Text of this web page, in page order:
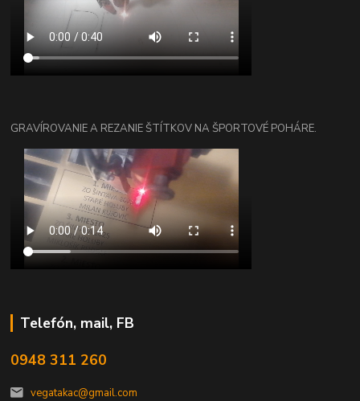
GRAVÍROVANIE A REZANIE ŠTÍTKOV NA ŠPORTOVÉ POHÁRE.
Telefón, mail, FB
0948 311 260
vegatakac@gmail.com